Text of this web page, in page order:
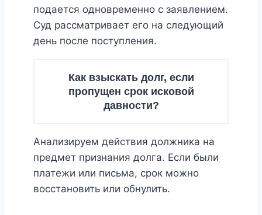
подается одновременно с заявлением.
Суд рассматривает его на следующий
день после поступления.
Как взыскать долг, если
пропущен срок исковой
давности?
Анализируем действия должника на
предмет признания долга. Если были
платежи или письма, срок можно
восстановить или обнулить.